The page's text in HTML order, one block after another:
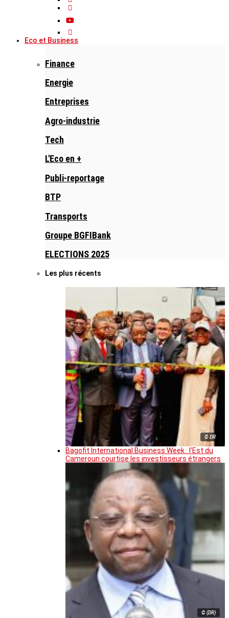
Eco et Business
Finance
Energie
Entreprises
Agro-industrie
Tech
L'Eco en +
Publi-reportage
BTP
Transports
Groupe BGFIBank
ELECTIONS 2025
Les plus récents
© DR
Bagofit International Business Week : l’Est du
Cameroun courtise les investisseurs étrangers
© (DR)